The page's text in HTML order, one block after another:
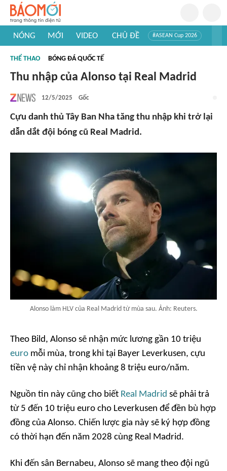
NÓNG MỚI VIDEO CHỦ ĐỀ #ASEAN Cup 2026
#Khám phá thế giới
THỂ THAO BÓNG ĐÁ QUỐC TẾ
Thu nhập của Alonso tại Real Madrid
12/5/2025 Gốc
Cựu danh thủ Tây Ban Nha tăng thu nhập khi trở lại
dẫn dắt đội bóng cũ Real Madrid.
Alonso làm HLV của Real Madrid từ mùa sau. Ảnh: Reuters.
Theo Bild, Alonso sẽ nhận mức lương gần 10 triệu
euro mỗi mùa, trong khi tại Bayer Leverkusen, cựu
tiền vệ này chỉ nhận khoảng 8 triệu euro/năm.
Nguồn tin này cũng cho biết Real Madrid sẽ phải trả
từ 5 đến 10 triệu euro cho Leverkusen để đền bù hợp
đồng của Alonso. Chiến lược gia này sẽ ký hợp đồng
có thời hạn đến năm 2028 cùng Real Madrid.
Khi đến sân Bernabeu, Alonso sẽ mang theo đội ngũ